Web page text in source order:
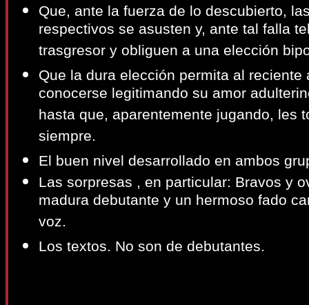
Que, ante la fuerza de lo descubierto,
respectivos se asusten y, ante tal falla
trasgresor y obliguen a una elección
Que la dura elección permita al
conocerse legitimando su amor
hasta que, aparentemente jugando, les
siempre.
El buen nivel desarrollado en ambos
Las sorpresas , en particular: Bravos y
madura debutante y un hermoso fado
voz.
Los textos. No son de debutantes.